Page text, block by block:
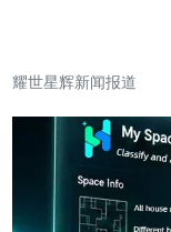
耀世星辉新闻报道